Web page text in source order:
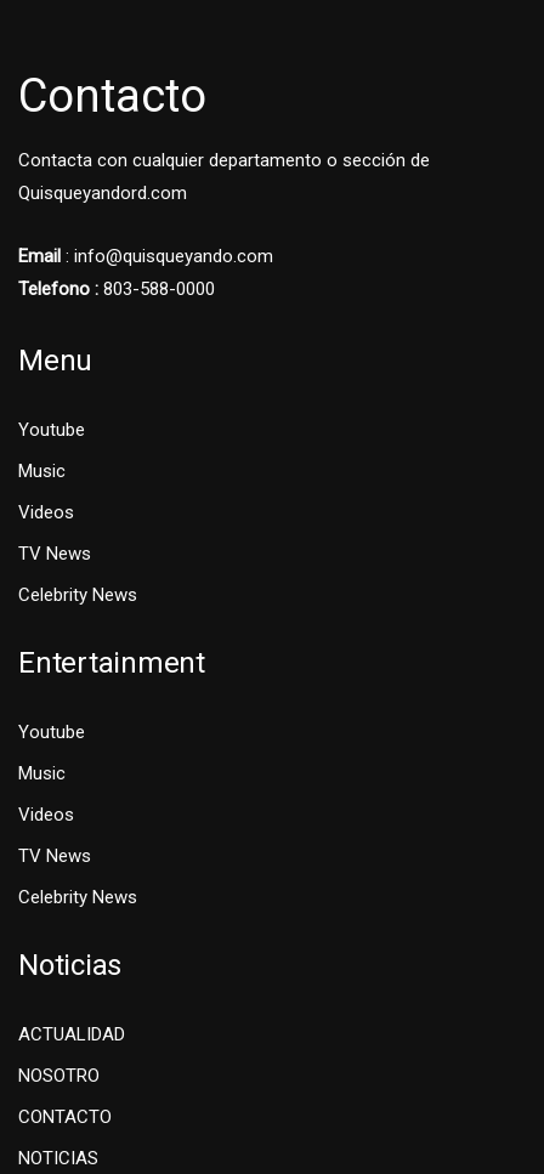
Contacto
Contacta con cualquier departamento o sección de
Quisqueyandord.com
Email : info@quisqueyando.com
Telefono : 803-588-0000
Menu
Youtube
Music
Videos
TV News
Celebrity News
Entertainment
Youtube
Music
Videos
TV News
Celebrity News
Noticias
ACTUALIDAD
NOSOTRO
CONTACTO
NOTICIAS